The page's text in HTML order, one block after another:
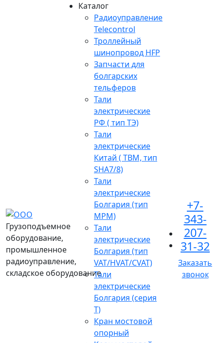
Грузоподъемное
оборудование,
промышленное
радиоуправление,
складское оборудование
Каталог
Радиоуправление
Telecontrol
Троллейный
шинопровод HFP
Запчасти для
болгарских
тельферов
Тали
электрические
РФ ( тип ТЭ)
Тали
электрические
Китай ( TBM, тип
SHA7/8)
Тали
электрические
Болгария (тип
МРМ)
Тали
электрические
Болгария (тип
VAT/HVAT/CVAT)
Тали
электрические
Болгария (серия
Т)
Кран мостовой
опорный
+7-
343-
207-
31-32
Заказать
звонок